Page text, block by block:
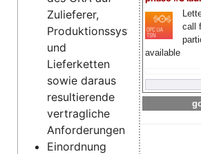
call
available
Zulieferer,
Produktionssysteme
und
Lieferketten
sowie daraus
resultierende
vertragliche
Anforderungen
Einordnung